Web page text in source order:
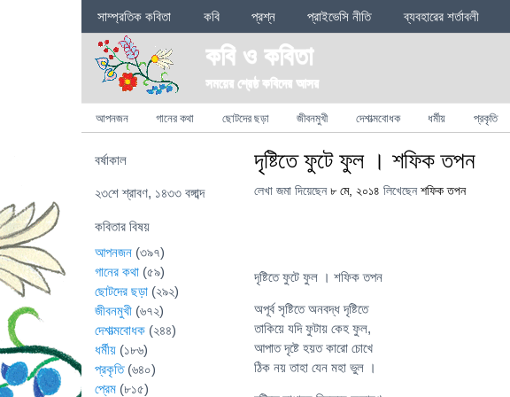
Sections
সাম্প্রতিক কবিতা কবি প্রশ্ন প্রাইভেসি নীতি ব্যবহারের শর্তাবলী
কবি ও কবিতা
সময়ের শ্রেষ্ঠ কবিদের আসর
Categories
আপনজন গানের কথা ছোটদের ছড়া জীবনমুখী দেশাত্মবোধক ধর্মীয় প্রকৃতি
দৃষ্টিতে ফুটে ফুল । শফিক তপন
লেখা জমা দিয়েছেন ৮ মে, ২০১৪ লিখেছেন শফিক তপন
দৃষ্টিতে ফুটে ফুল । শফিক তপন
অপূর্ব সৃষ্টিতে অনবদ্ধ দৃষ্টিতে
তাকিয়ে যদি ফুটায় কেহ ফুল,
আপাত দৃষ্টে হয়ত কারো চোখে
ঠিক নয় তাহা যেন মহা ভুল ।
বর্ষাকাল
২৩শে শ্রাবণ, ১৪৩৩ বঙ্গাব্দ
কবিতার বিষয়
আপনজন (৩৯৭)
গানের কথা (৫৯)
ছোটদের ছড়া (২৯২)
জীবনমুখী (৬৭২)
দেশাত্মবোধক (২৪৪)
ধর্মীয় (১৮৬)
প্রকৃতি(৬৪০)
প্রেম (৮১৫)